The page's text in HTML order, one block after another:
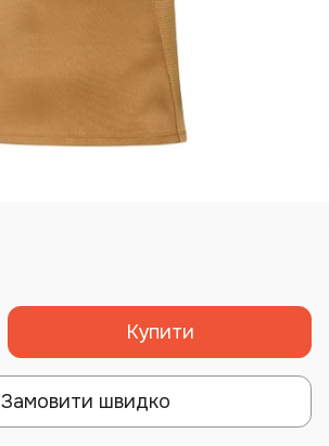
Купити
Замовити швидко